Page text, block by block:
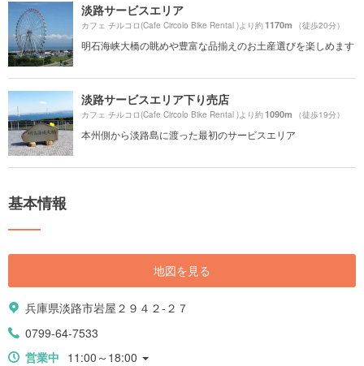
淡路サービスエリア
カフェ チルコロ(Cafe Circolo Bike Rental )より約1170m （徒歩20分）
明石海峡大橋の眺めや豊富な品揃えのお土産選びを楽しめます
淡路サービスエリア下り売店
カフェ チルコロ(Cafe Circolo Bike Rental )より約1090m （徒歩19分）
本州側から淡路島に渡った最初のサービスエリア
基本情報
地図を見る
兵庫県淡路市岩屋２９４２-２７
0799-64-7533
営業中 11:00～18:00